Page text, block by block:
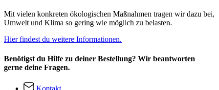
Mit vielen konkreten ökologischen Maßnahmen tragen wir dazu bei,
Umwelt und Klima so gering wie möglich zu belasten.
Hier findest du weitere Informationen.
Benötigst du Hilfe zu deiner Bestellung? Wir beantworten
gerne deine Fragen.
Kontakt